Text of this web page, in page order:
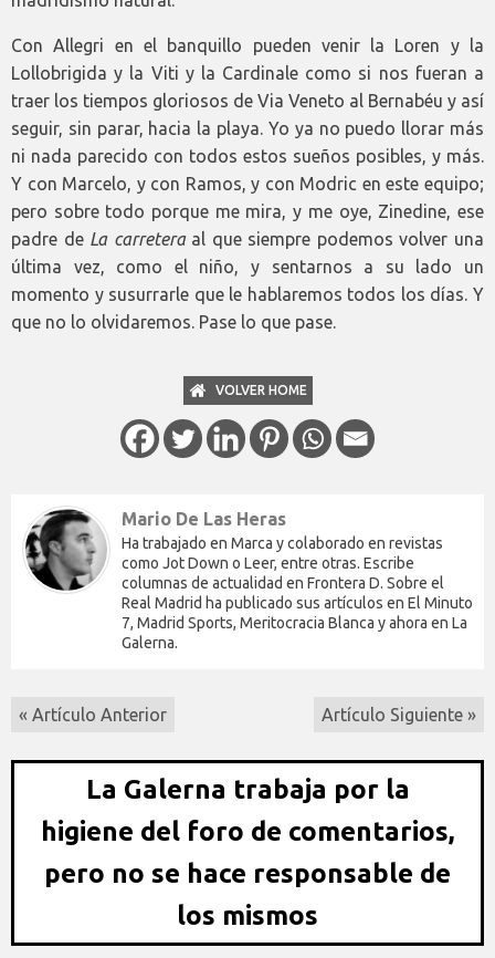
Con Allegri en el banquillo pueden venir la Loren y la
Lollobrigida y la Viti y la Cardinale como si nos fueran a
traer los tiempos gloriosos de Via Veneto al Bernabéu y así
seguir, sin parar, hacia la playa. Yo ya no puedo llorar más
ni nada parecido con todos estos sueños posibles, y más.
Y con Marcelo, y con Ramos, y con Modric en este equipo;
pero sobre todo porque me mira, y me oye, Zinedine, ese
padre de La carreteraal que siempre podemos volver una
última vez, como el niño, y sentarnos a su lado un
momento y susurrarle que le hablaremos todos los días. Y
que no lo olvidaremos. Pase lo que pase.
VOLVER HOME
Mario De Las Heras
Ha trabajado en Marca y colaborado en revistas
como Jot Down o Leer, entre otras. Escribe
columnas de actualidad en Frontera D. Sobre el
Real Madrid ha publicado sus artículos en El Minuto
7, Madrid Sports, Meritocracia Blanca y ahora en La
Galerna.
« Artículo Anterior Artículo Siguiente »
La Galerna trabaja por la
higiene del foro de comentarios,
pero no se hace responsable de
los mismos